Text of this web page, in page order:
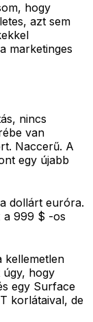
hogy
azt sem
marketinges
nincs
van
Naccerű. A
egy újabb
dollárt euróra.
a 999 $ -os
kellemetlen
úgy, hogy
egy Surface
korlátaival, de